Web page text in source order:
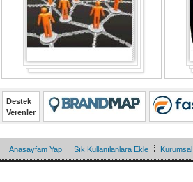
Destek
Verenler
Anasayfam Yap Sık Kullanılanlara Ekle Kurumsal